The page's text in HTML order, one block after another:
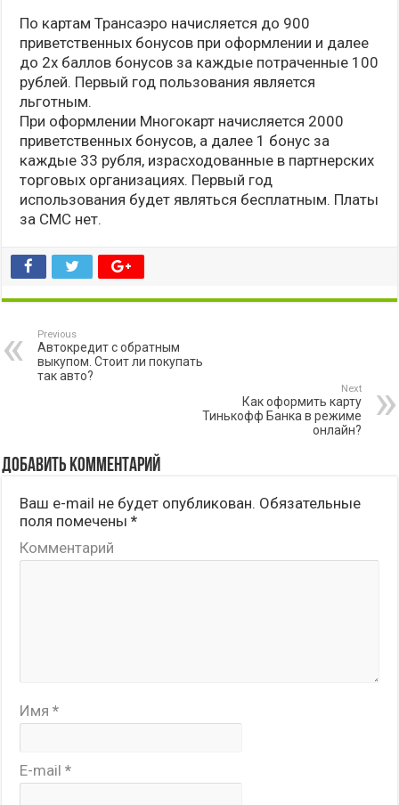
По картам Трансаэро начисляется до 900
приветственных бонусов при оформлении и далее
до 2х баллов бонусов за каждые потраченные 100
рублей. Первый год пользования является
льготным.
При оформлении Многокарт начисляется 2000
приветственных бонусов, а далее 1 бонус за
каждые 33 рубля, израсходованные в партнерских
торговых организациях. Первый год
использования будет являться бесплатным. Платы
за СМС нет.
Previous
Автокредит с обратным
выкупом. Стоит ли покупать
так авто?
Next
Как оформить карту
Тинькофф Банка в режиме
онлайн?
Добавить комментарий
Ваш e-mail не будет опубликован. Обязательные
поля помечены*
Комментарий
Имя*
E-mail*